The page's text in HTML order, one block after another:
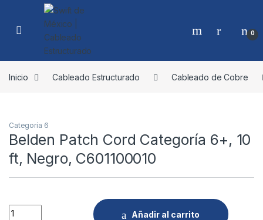
Skip to navigation
Skip to content
0
Inicio Cableado Estructurado Cableado de Cobre
Categoría 6
Belden Patch Cord Categoría 6+, 10
ft, Negro, C601100010
Quantity
Añadir al carrito